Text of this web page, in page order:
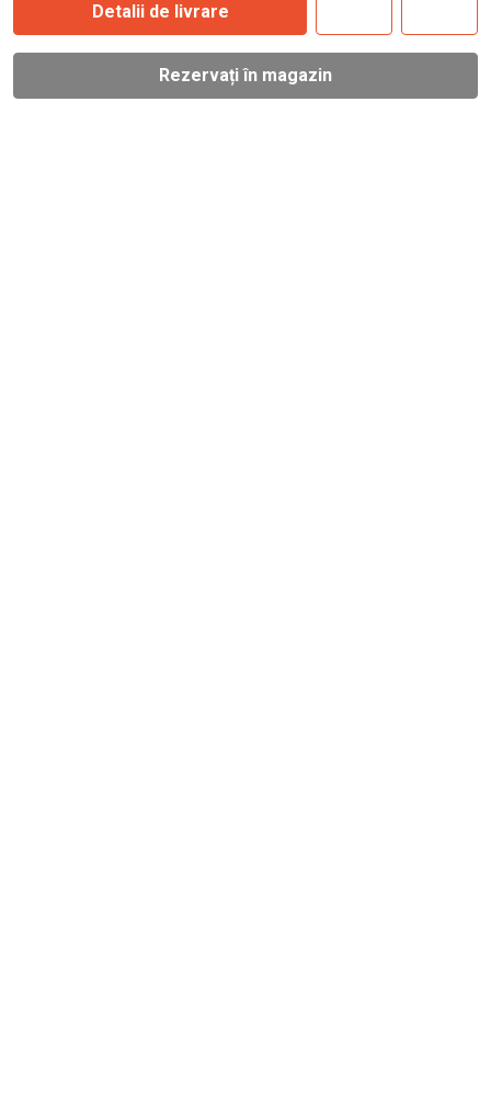
Detalii de livrare
Rezervați în magazin